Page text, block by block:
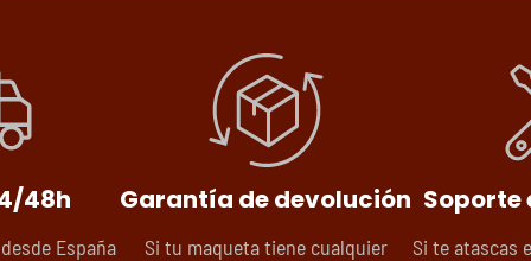
48h
España
Garantía de devolución
Si tu maqueta tiene cualquier
Soporte
Si te atascas